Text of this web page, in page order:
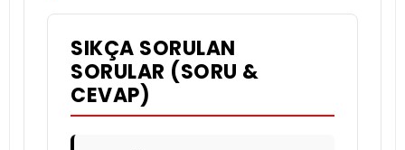
SIKÇA SORULAN
SORULAR (SORU &
CEVAP)